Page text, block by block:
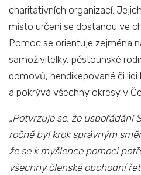
charitativních organizací.
místo určení se dostanou ve
Pomoc se orientuje zejména
samoživitelky, pěstounské
domovů, hendikepované či
a pokrývá všechny okresy v
„Potvrzuje se, že uspořádání
ročně byl krok správným
že se k myšlence pomoci
všechny členské obchodní